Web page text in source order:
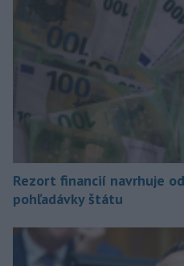
Rezort financií navrhuje
pohľadávky štátu